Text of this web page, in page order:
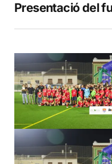
Presentació del